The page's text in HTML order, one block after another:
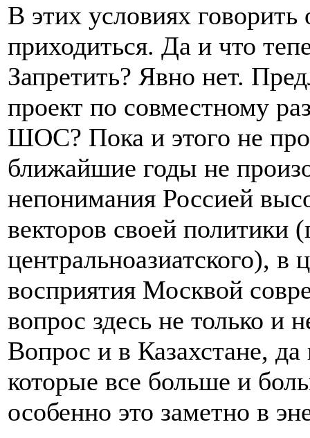
В этих условиях
приходиться. Да и что
Запретить? Явно нет.
проект по совместному
ШОС? Пока и этого не
ближайшие годы не
непонимания Россией
векторов своей политики
центральноазиатского), в
восприятия Москвой
вопрос здесь не только и
Вопрос и в Казахстане,
которые все больше и
особенно это заметно в